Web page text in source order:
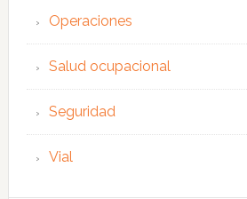
Operaciones
Salud ocupacional
Seguridad
Vial